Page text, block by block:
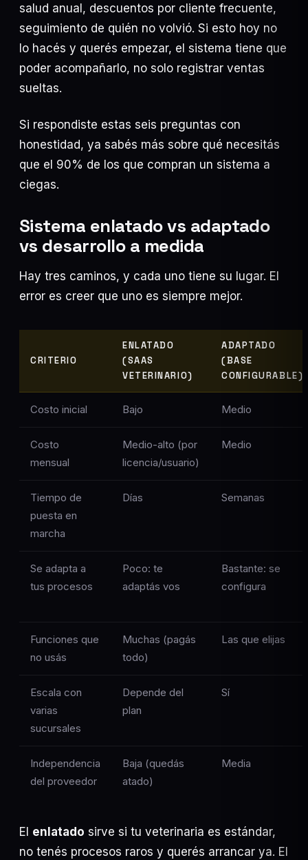
salud anual, descuentos por cliente frecuente,
seguimiento de quién no volvió. Si esto hoy no
lo hacés y querés empezar, el sistema tiene que
poder acompañarlo, no solo registrar ventas
sueltas.
Si respondiste estas seis preguntas con
honestidad, ya sabés más sobre qué necesitás
que el 90% de los que compran un sistema a
ciegas.
Sistema enlatado vs adaptado
vs desarrollo a medida
Hay tres caminos, y cada uno tiene su lugar. El
error es creer que uno es siempre mejor.
CRITERIO
ENLATADO
(SAAS
VETERINARIO)
ADAPTADO
(BASE
CONFIGURABLE)
Costo inicial Bajo Medio
Costo
mensual
Medio-alto (por
licencia/usuario)
Medio
Tiempo de
puesta en
marcha
Días Semanas
Se adapta a
tus procesos
Poco: te
adaptás vos
Bastante: se
configura
Funciones que
no usás
Muchas (pagás
todo)
Las que elijas
Escala con
varias
sucursales
Depende del
plan
Sí
Independencia
del proveedor
Baja (quedás
atado)
Media
El enlatado sirve si tu veterinaria es estándar,
no tenés procesos raros y querés arrancar ya. El